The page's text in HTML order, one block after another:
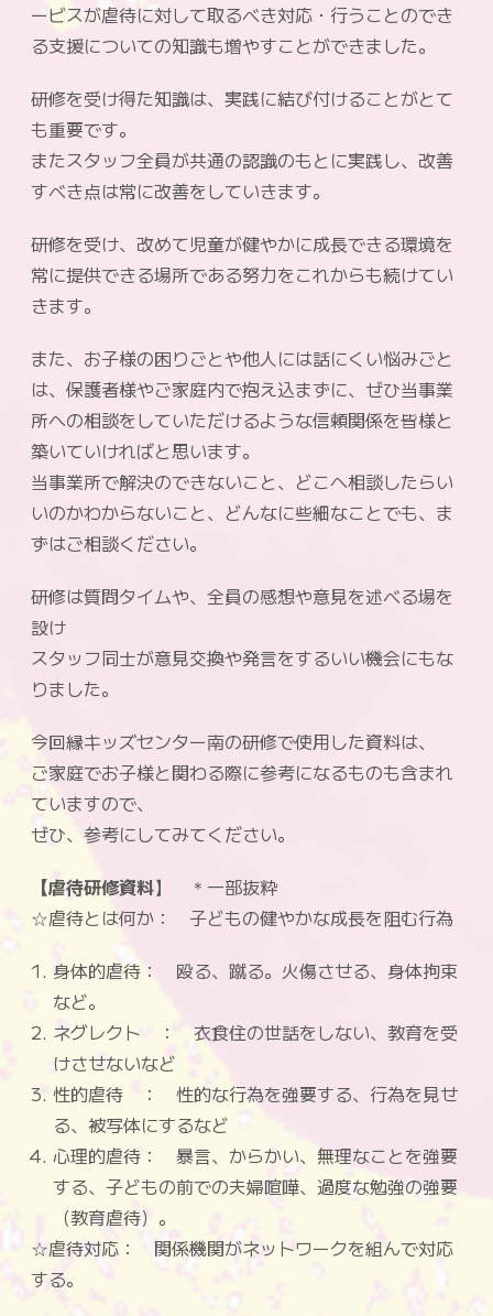
ービスが虐待に対して取るべき対応・行うことのでき
る支援についての知識も増やすことができました。
研修を受け得た知識は、実践に結び付けることがとて
も重要です。
またスタッフ全員が共通の認識のもとに実践し、改善
すべき点は常に改善をしていきます。
研修を受け、改めて児童が健やかに成長できる環境を
常に提供できる場所である努力をこれからも続けてい
きます。
また、お子様の困りごとや他人には話にくい悩みごと
は、保護者様やご家庭内で抱え込まずに、ぜひ当事業
所への相談をしていただけるような信頼関係を皆様と
築いていければと思います。
当事業所で解決のできないこと、どこへ相談したらい
いのかわからないこと、どんなに些細なことでも、ま
ずはご相談ください。
研修は質問タイムや、全員の感想や意見を述べる場を
設け
スタッフ同士が意見交換や発言をするいい機会にもな
りました。
今回縁キッズセンター南の研修で使用した資料は、
ご家庭でお子様と関わる際に参考になるものも含まれ
ていますので、
ぜひ、参考にしてみてください。
【虐待研修資料】 ＊一部抜粋
☆虐待とは何か： 子どもの健やかな成長を阻む行為
身体的虐待： 殴る、蹴る。火傷させる、身体拘束
など。
ネグレクト ： 衣食住の世話をしない、教育を受
けさせないなど
性的虐待 ： 性的な行為を強要する、行為を見せ
る、被写体にするなど
心理的虐待： 暴言、からかい、無理なことを強要
する、子どもの前での夫婦喧嘩、過度な勉強の強要
（教育虐待）。
☆虐待対応： 関係機関がネットワークを組んで対応
する。